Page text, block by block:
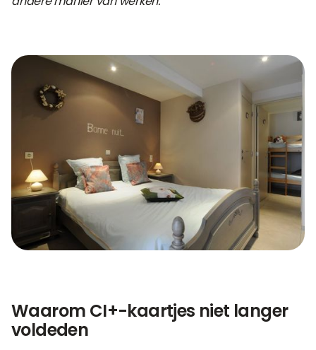
Waarom CI+-kaartjes niet langer
voldeden